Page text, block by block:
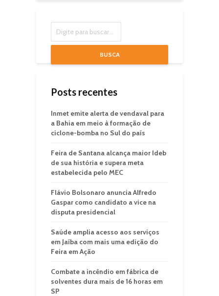
BUSCA
Posts recentes
Inmet emite alerta de vendaval para
a Bahia em meio à formação de
ciclone-bomba no Sul do país
Feira de Santana alcança maior Ideb
de sua história e supera meta
estabelecida pelo MEC
Flávio Bolsonaro anuncia Alfredo
Gaspar como candidato a vice na
disputa presidencial
Saúde amplia acesso aos serviços
em Jaíba com mais uma edição do
Feira em Ação
Combate a incêndio em fábrica de
solventes dura mais de 16 horas em
SP